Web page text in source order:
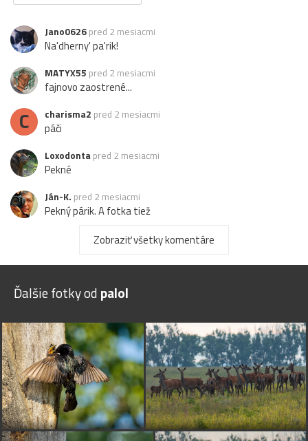
Jano0626 pred 2 mesiacmi
Na'dherny' pa'rik!
MATYX55 pred 2 mesiacmi
fajnovo zaostrené...
C charisma2 pred 2 mesiacmi
páči
Loxodonta pred 2 mesiacmi
Pekné
Ján-K. pred 2 mesiacmi
Pekný párik. A fotka tiež
Zobraziť všetky komentáre
Ďalšie fotky od palol